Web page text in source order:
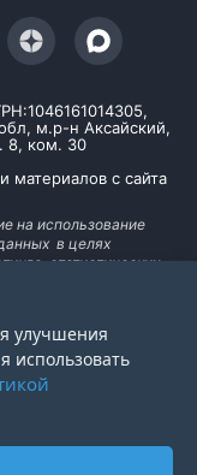
м.р-н Аксайский,
8, ком. 30
материалов с сайта
на использование
в целях
статистических
релевантной
и интересов. На
улучшения
использовать